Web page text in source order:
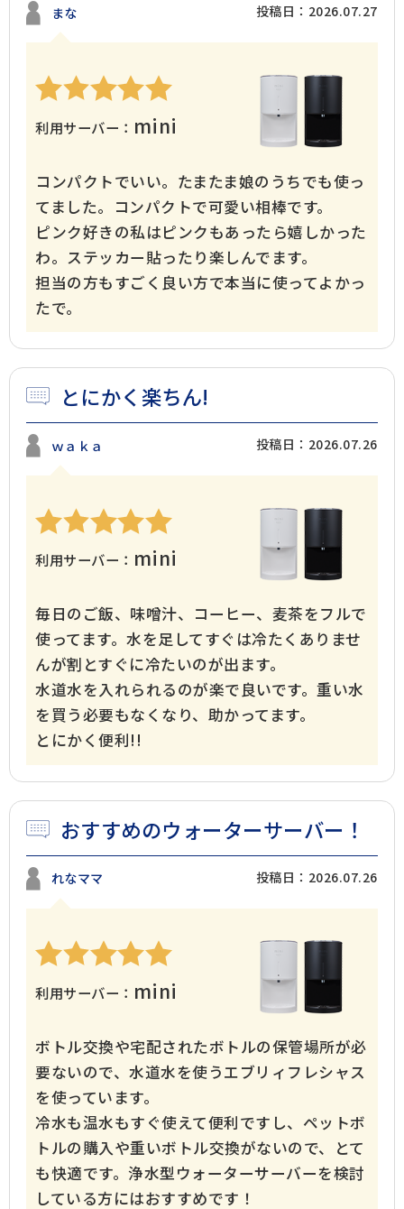
まな 投稿日：2026.07.27
利用サーバー： mini
コンパクトでいい。たまたま娘のうちでも使っ
てました。コンパクトで可愛い相棒です。
ピンク好きの私はピンクもあったら嬉しかった
わ。ステッカー貼ったり楽しんでます。
担当の方もすごく良い方で本当に使ってよかっ
たで。
とにかく楽ちん!
ｗａｋａ 投稿日：2026.07.26
利用サーバー： mini
毎日のご飯、味噌汁、コーヒー、麦茶をフルで
使ってます。水を足してすぐは冷たくありませ
んが割とすぐに冷たいのが出ます。
水道水を入れられるのが楽で良いです。重い水
を買う必要もなくなり、助かってます。
とにかく便利!!
おすすめのウォーターサーバー！
れなママ 投稿日：2026.07.26
利用サーバー： mini
ボトル交換や宅配されたボトルの保管場所が必
要ないので、水道水を使うエブリィフレシャス
を使っています。
冷水も温水もすぐ使えて便利ですし、ペットボ
トルの購入や重いボトル交換がないので、とて
も快適です。浄水型ウォーターサーバーを検討
している方にはおすすめです！